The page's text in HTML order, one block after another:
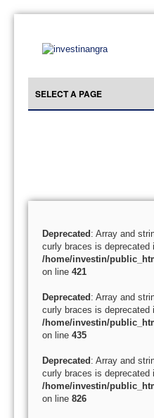
Deprecated : Array and
curly braces is deprecated
/home/investin/
on line 421
Deprecated : Array and
curly braces is deprecated
/home/investin/
on line 435
Deprecated : Array and
curly braces is deprecated
/home/investin/
on line 826